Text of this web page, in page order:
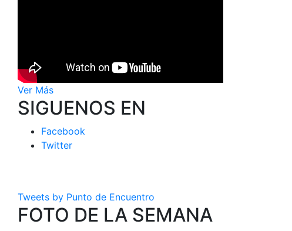
Ver Más
SIGUENOS EN
Facebook
Twitter
Tweets by Punto de Encuentro
FOTO DE LA SEMANA